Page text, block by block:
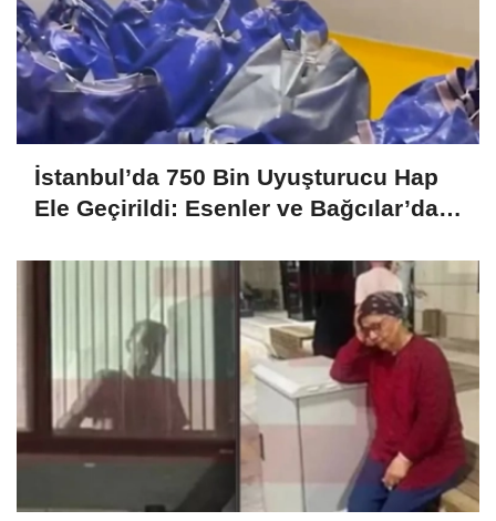
İstanbul’da 750 Bin Uyuşturucu Hap
Ele Geçirildi: Esenler ve Bağcılar’da